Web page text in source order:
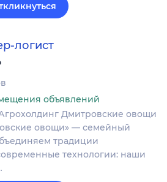
логист
объявлений
Дмитровские овощи
овощи» — семейный
традиции
технологии: наши